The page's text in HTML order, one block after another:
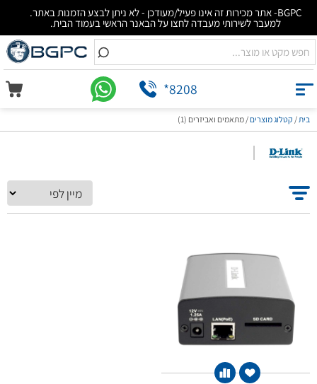
BGPC- אתר מכירות זה אינו פעיל/מעודכן - לא ניתן לבצע הזמנות באתר.
למעבר לשירותי מעבדה לחצו על הבאנר הראשי בעמוד הבית.
*8208
בית/ קטלוג מוצרים/ מתאמים ואביזרים (1)